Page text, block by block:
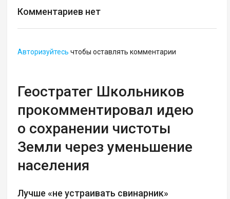
Комментариев нет
Авторизуйтесь чтобы оставлять комментарии
Геостратег Школьников
прокомментировал идею
о сохранении чистоты
Земли через уменьшение
населения
Лучше «не устраивать свинарник»